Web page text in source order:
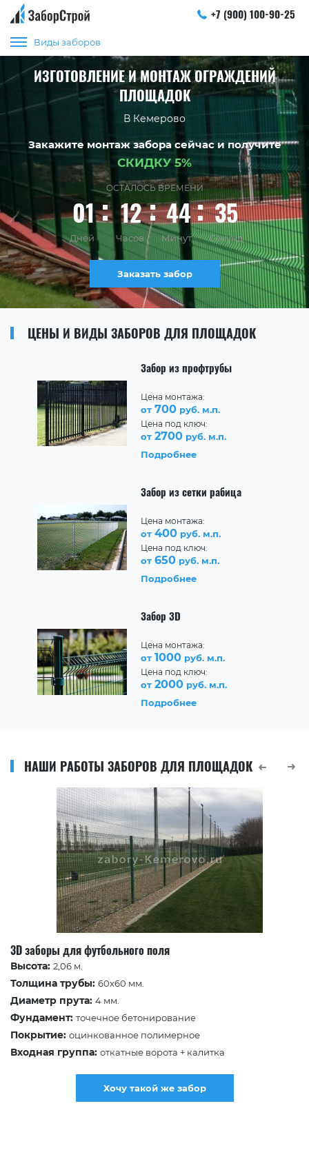
+7 (900) 100-90-25
Виды заборов
ИЗГОТОВЛЕНИЕ И МОНТАЖ ОГРАЖДЕНИЙ
ПЛОЩАДОК
В Кемерово
Закажите монтаж забора сейчас и получите
СКИДКУ 5%
ОСТАЛОСЬ ВРЕМЕНИ
01 12 44 35
Дней Часов Минут Секунд
Заказать забор
ЦЕНЫ И ВИДЫ ЗАБОРОВ ДЛЯ ПЛОЩАДОК
Забор из профтрубы
Цена монтажа:
от 700 руб. м.п.
Цена под ключ:
от 2700 руб. м.п.
Подробнее
Забор из сетки рабица
Цена монтажа:
от 400 руб. м.п.
Цена под ключ:
от 650 руб. м.п.
Подробнее
Забор 3D
Цена монтажа:
от 1000 руб. м.п.
Цена под ключ:
от 2000 руб. м.п.
Подробнее
НАШИ РАБОТЫ ЗАБОРОВ ДЛЯ ПЛОЩАДОК
3D заборы для футбольного поля
Высота: 2,06 м.
Толщина трубы: 60х60 мм.
Диаметр прута: 4 мм.
Фундамент: точечное бетонирование
Покрытие: оцинкованное полимерное
Входная группа: откатные ворота + калитка
Хочу такой же забор